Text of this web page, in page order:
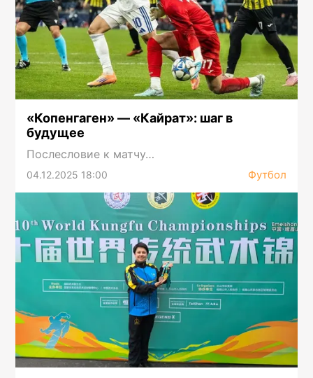
«Копенгаген» — «Кайрат»: шаг в
будущее
Послесловие к матчу…
04.12.2025 18:00 Футбол